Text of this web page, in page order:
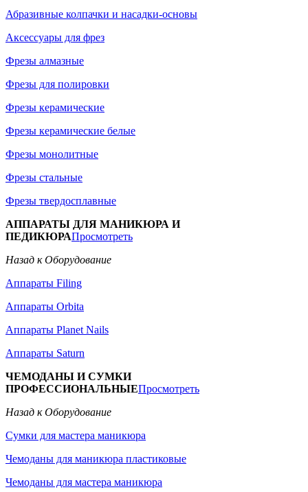
Абразивные колпачки и насадки-основы
Аксессуары для фрез
Фрезы алмазные
Фрезы для полировки
Фрезы керамические
Фрезы керамические белые
Фрезы монолитные
Фрезы стальные
Фрезы твердосплавные
АППАРАТЫ ДЛЯ МАНИКЮРА И
ПЕДИКЮРАПросмотреть
Назад к Оборудование
Аппараты Filing
Аппараты Orbita
Аппараты Planet Nails
Аппараты Saturn
ЧЕМОДАНЫ И СУМКИ
ПРОФЕССИОНАЛЬНЫЕПросмотреть
Назад к Оборудование
Сумки для мастера маникюра
Чемоданы для маникюра пластиковые
Чемоданы для мастера маникюра